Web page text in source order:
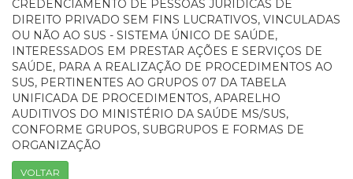
CREDENCIAMENTO DE PESSOAS JURÍDICAS DE
DIREITO PRIVADO SEM FINS LUCRATIVOS, VINCULADAS
OU NÃO AO SUS - SISTEMA ÚNICO DE SAÚDE,
INTERESSADOS EM PRESTAR AÇÕES E SERVIÇOS DE
SAÚDE, PARA A REALIZAÇÃO DE PROCEDIMENTOS AO
SUS, PERTINENTES AO GRUPOS 07 DA TABELA
UNIFICADA DE PROCEDIMENTOS, APARELHO
AUDITIVOS DO MINISTÉRIO DA SAÚDE MS/SUS,
CONFORME GRUPOS, SUBGRUPOS E FORMAS DE
ORGANIZAÇÃO
VOLTAR